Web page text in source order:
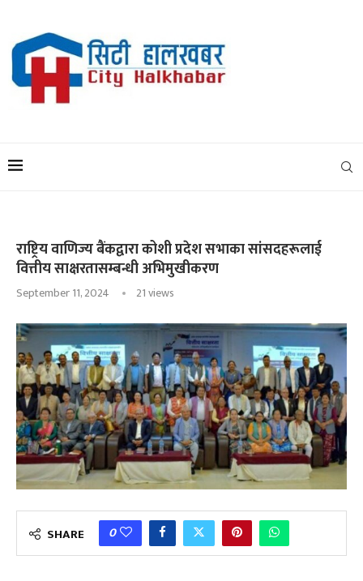
राष्ट्रिय वाणिज्य बैंकद्वारा कोशी प्रदेश सभाका सांसदहरूलाई
वित्तीय साक्षरतासम्बन्धी अभिमुखीकरण
September 11, 2024 21views
SHARE 0